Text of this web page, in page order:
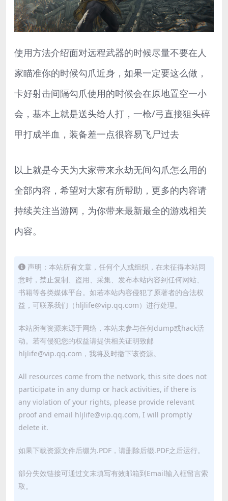
使用方法介绍面对远程武器的时候尽量不要在人
家瞄准你的时候勾爪近身，如果一定要这么做，
卡好射击间隔勾爪使用的时候会在原地置空一小
会，基本上就是送头给人打，一枪/弓直接狙头碎
甲打成半血，装备差一点很容易飞尸过去
以上就是今天为大家带来永劫无间勾爪怎么用的
全部内容，希望对大家有所帮助，更多的内容请
持续关注当游网，为你带来最新最全的游戏相关
内容。
声明：本站所有文章，任何个人或组织，在未征得本站同
意时，禁止复制、盗用、采集、发布本站内容到任何网站、
书籍等各类媒体平台。如若本站内容侵犯了原著者的合法权
益，可联系我们（hljlife@vip.qq.com）进行处理。
本站所有资源来源于网络，本站未参与任何dump或hack活
动。若有侵犯您的权益请提供相关证明致邮
hljlife@vip.qq.com，我将及时撤下该资源。
All resources come from the network, this site does not
participate in any dump or hack activities, if there is
any violation of your rights, please provide relevant
proof and email hljlife@vip.qq.com, I will promptly
delete it.
如果下载资源文件后缀为.PDF，请删除后缀.PDF之后运行。
部分失效链接可通过文末填写有效邮箱到Email输入框留言索
取。